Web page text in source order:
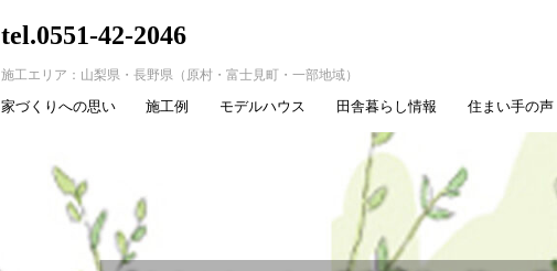
tel.0551-42-2046
施工エリア：山梨県・長野県（原村・富士見町・一部地域）
家づくりへの思い 施工例 モデルハウス 田舎暮らし情報 住まい手の声